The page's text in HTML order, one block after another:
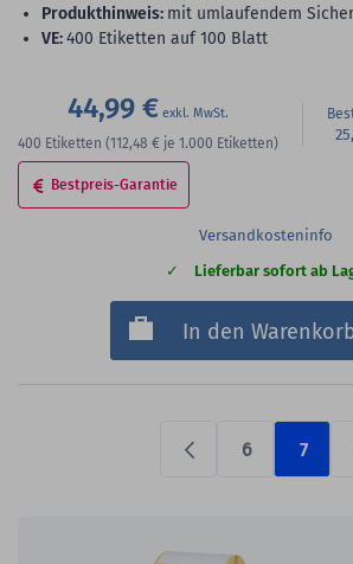
Produkthinweis: mit umlaufendem
VE:400 Etiketten auf 100 Blatt
44,99 €
400 Etiketten (112,48 € je 1.000 Etiketten)
Bestpreis-Garantie
Versandkosteninfo
Lieferbar sofort ab
In den
6 7